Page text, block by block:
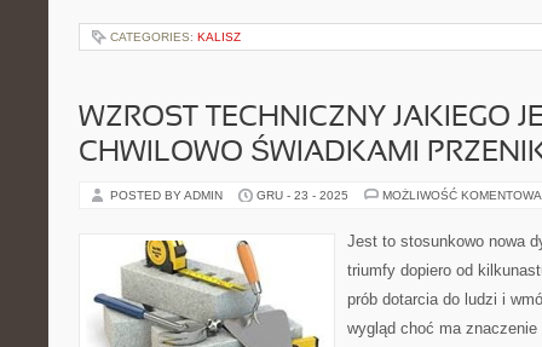
CATEGORIES: KALISZ
WZROST TECHNICZNY JAKIEGO
CHWILOWO ŚWIADKAMI
POSTED BY ADMIN GRU - 23 - 2025 MOŻLIWOŚĆ
Jest to stosunkowo nowa
triumfy dopiero od
prób dotarcia do ludzi i
wygląd choć ma